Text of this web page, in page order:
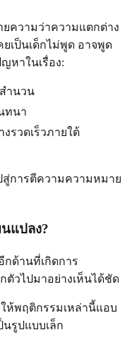
ความว่าความแตกต่าง
เป็นเด็กไม่พูด อาจพูด
หาในเรื่อง:
ำนวน
ทนา
รวดเร็วภายใต้
สู่การตีความความหมาย
แปลง?
กด้านที่เกิดการ
ตัวไปมาอย่างเห็นได้ชัด
ห้พฤติกรรมเหล่านี้แอบ
รูปแบบเล็ก